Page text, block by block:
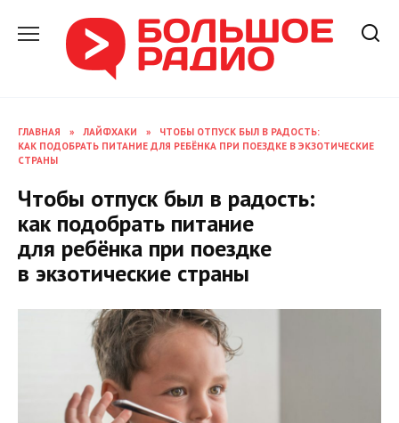
содержанию
ГЛАВНАЯ » ЛАЙФХАКИ »
ЧТОБЫ ОТПУСК БЫЛ В РАДОСТЬ:
КАК ПОДОБРАТЬ ПИТАНИЕ ДЛЯ РЕБЁНКА ПРИ ПОЕЗДКЕ В ЭКЗОТИЧЕСКИЕ
СТРАНЫ
Чтобы отпуск был в радость:
как подобрать питание
для ребёнка при поездке
в экзотические страны